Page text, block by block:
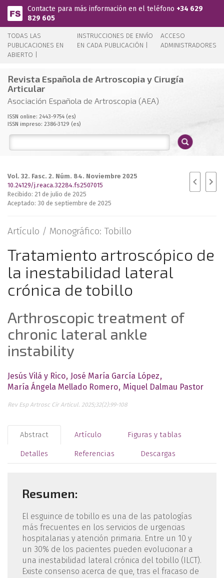
Pasar al contenido principal
Contacte para más información en el teléfono +34 629
829 605
TODAS LAS
PUBLICACIONES EN
ABIERTO |
INSTRUCCIONES DE ENVÍO
EN CADA PUBLICACIÓN |
ACCESO
ADMINISTRADORES
Revista Española de Artroscopia y Cirugía
Articular
Asociación Española de Artroscopia (AEA)
ISSN online: 2443-9754 (es)
ISSN impreso: 2386-3129 (es)
Vol. 32. Fasc. 2. Núm. 84. Noviembre 2025
10.24129/j.reaca.32284.fs2507015
Recibido: 21 de julio de 2025
Aceptado: 30 de septiembre de 2025
Artículo / Monográfico: Tobillo
Tratamiento artroscópico de
la inestabilidad lateral
crónica de tobillo
Arthroscopic treatment of
chronic lateral ankle
instability
Jesús Vilá y Rico José María García López
María Ángela Mellado Romero Miquel Dalmau Pastor
Rev Esp Artrosc Cir Articul. 2025;32(2):99-108
Abstract Artículo Figuras y tablas
Detalles Referencias Descargas
Resumen:
El esguince de tobillo es una de las patologías
más frecuentes en los servicios de urgencias
hospitalarias y atención primaria. Entre un 10 y
un 30% de los pacientes pueden evolucionar a
una inestabilidad lateral crónica del tobillo (ILCT).
Existe consenso acerca de que, tras el fracaso de